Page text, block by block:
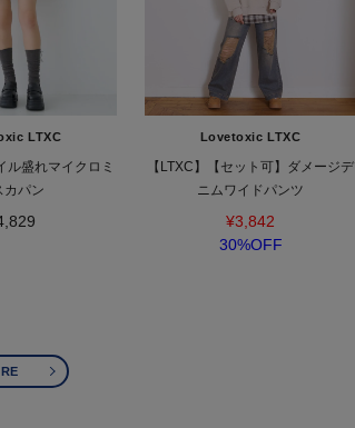
LTXC
ル盛れマイクロミ
カパン
Lovetoxic LTXC
【LTXC】【セット可】ダメージデ
ニムワイドパンツ
¥3,842
30%OFF